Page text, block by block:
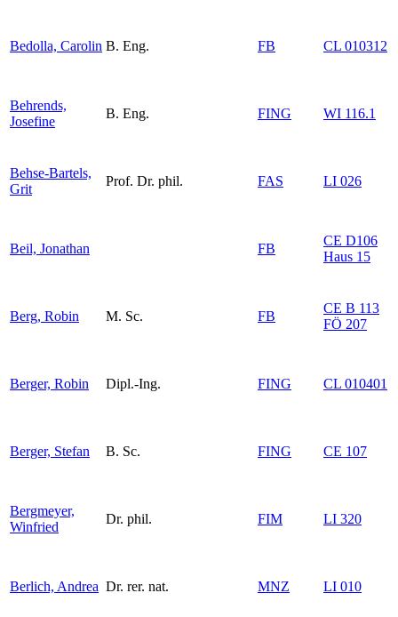
Bedolla, Carolin B. Eng. FB CL 010312
Behrends,
Josefine
B. Eng. FING WI 116.1
Behse-Bartels,
Grit
Prof. Dr. phil. FAS LI 026
Beil, Jonathan FB
CE D106
Haus 15
Berg, Robin M. Sc. FB
CE B 113
FÖ 207
Berger, Robin Dipl.-Ing. FING CL 010401
Berger, Stefan B. Sc. FING CE 107
Bergmeyer,
Winfried
Dr. phil. FIM LI 320
Berlich, Andrea Dr. rer. nat. MNZ LI 010